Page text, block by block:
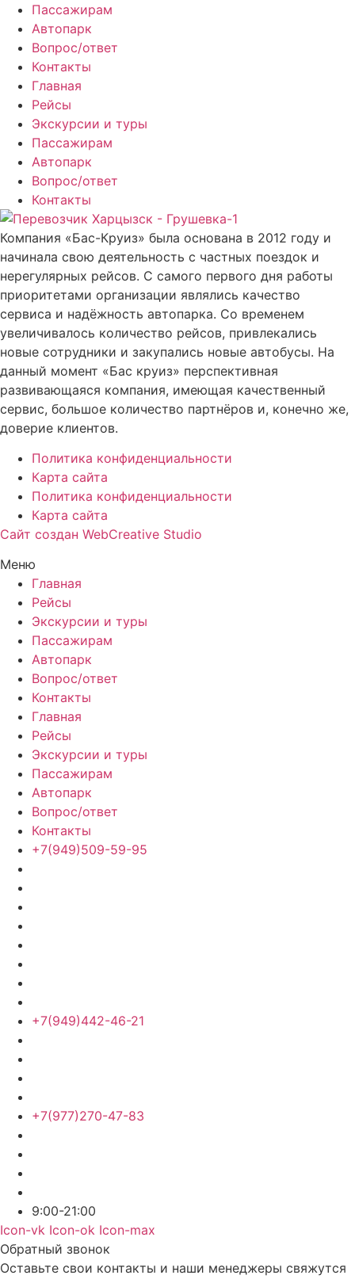
Пассажирам
Автопарк
Вопрос/ответ
Контакты
Главная
Рейсы
Экскурсии и туры
Пассажирам
Автопарк
Вопрос/ответ
Контакты
Компания «Бас-Круиз» была основана в 2012 году и
начинала свою деятельность с частных поездок и
нерегулярных рейсов. С самого первого дня работы
приоритетами организации являлись качество
сервиса и надёжность автопарка. Со временем
увеличивалось количество рейсов, привлекались
новые сотрудники и закупались новые автобусы. На
данный момент «Бас круиз» перспективная
развивающаяся компания, имеющая качественный
сервис, большое количество партнёров и, конечно же,
доверие клиентов.
Политика конфиденциальности
Карта сайта
Политика конфиденциальности
Карта сайта
Сайт создан WebCreative Studio
Меню
Главная
Рейсы
Экскурсии и туры
Пассажирам
Автопарк
Вопрос/ответ
Контакты
Главная
Рейсы
Экскурсии и туры
Пассажирам
Автопарк
Вопрос/ответ
Контакты
+7(949)509-59-95
+7(949)442-46-21
+7(977)270-47-83
9:00-21:00
Icon-vk Icon-ok Icon-max
Обратный звонок
Оставьте свои контакты и наши менеджеры свяжутся